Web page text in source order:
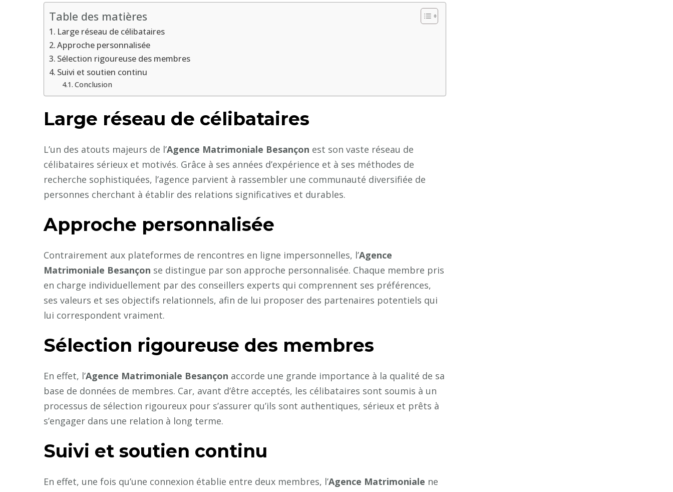
Table des matières
Large réseau de célibataires
Approche personnalisée
Sélection rigoureuse des membres
Suivi et soutien continu
Conclusion
Large réseau de célibataires
L’un des atouts majeurs de l’Agence Matrimoniale Besançon est son vaste réseau de
célibataires sérieux et motivés. Grâce à ses années d’expérience et à ses méthodes de
recherche sophistiquées, l’agence parvient à rassembler une communauté diversifiée de
personnes cherchant à établir des relations significatives et durables.
Approche personnalisée
Contrairement aux plateformes de rencontres en ligne impersonnelles, l’Agence
Matrimoniale Besançon se distingue par son approche personnalisée. Chaque membre pris
en charge individuellement par des conseillers experts qui comprennent ses préférences,
ses valeurs et ses objectifs relationnels, afin de lui proposer des partenaires potentiels qui
lui correspondent vraiment.
Sélection rigoureuse des membres
En effet, l’Agence Matrimoniale Besançon accorde une grande importance à la qualité de sa
base de données de membres. Car, avant d’être acceptés, les célibataires sont soumis à un
processus de sélection rigoureux pour s’assurer qu’ils sont authentiques, sérieux et prêts à
s’engager dans une relation à long terme.
Suivi et soutien continu
En effet, une fois qu’une connexion établie entre deux membres, l’Agence Matrimoniale ne